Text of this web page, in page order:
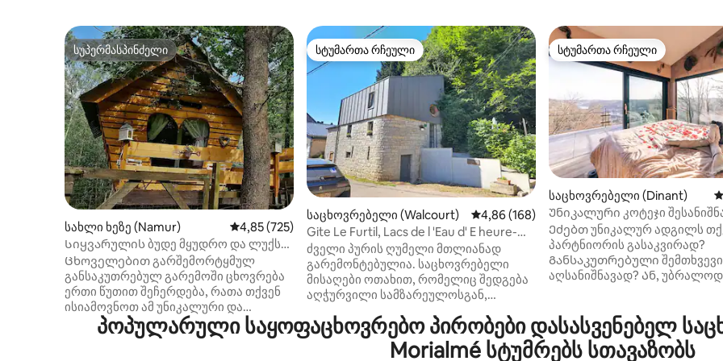
სუპერმასპინძელი
სუპერმასპინძელი
სახლი ხეზე (Namur) საშუალო შეფასებაა 5‑დან 4,85, 725 მიმოხილვა
4,85 (725)
Სიყვარულის ბუდე მყუდრო და ლუქს-
კლასის ტყეში
Ცხოველებით გარშემორტყმულ
განსაკუთრებულ გარემოში ცხოვრება
ერთი წუთით შეჩერდება, რათა თქვენ
ისიამოვნოთ ამ უნიკალური და
კომფორტული საცხოვრებლით.
Ორმაგი სახლი ხეზე, რომელიც
სტუმართა რჩეული
სტუმართა რჩეული
საცხოვრებელი (Walcourt) საშუალო შეფასებაა 5‑დან 4,86, 168
4,86 (168)
Gite Le Furtil, Lacs de l 'Eau d' E heure-
სთან ახლოს
ძველი პურის ღუმელი მთლიანად
გარემონტებულია. საცხოვრებელი
მისაღები ოთახით, რომელიც შედგება
აღჭურვილი სამზარეულოსგან,
საძინებელში არის ორადგილიანი
საწოლი და საშხაპის ოთახზე წვდომა.
საცხოვრებელში არის სამრეცხაო
სტუმართა რჩეული
სტუმართა რჩეული
საცხოვრებელი (Dinant)
Უნიკალური კოტეჯი
ხედით და პირადი
Ეძებთ უნიკალურ ადგილს
პარტნიორის გასაკვირად?
Განსაკუთრებული
აღსანიშნავად? Ან,
გადადით ელ ‑
ლუნაში, რომელიც
ბუნებრივი ნაკრძალის
პოპულარული საყოფაცხოვრებო პირობები დასასვენებელ
Morialmé სტუმრებს სთავაზობს